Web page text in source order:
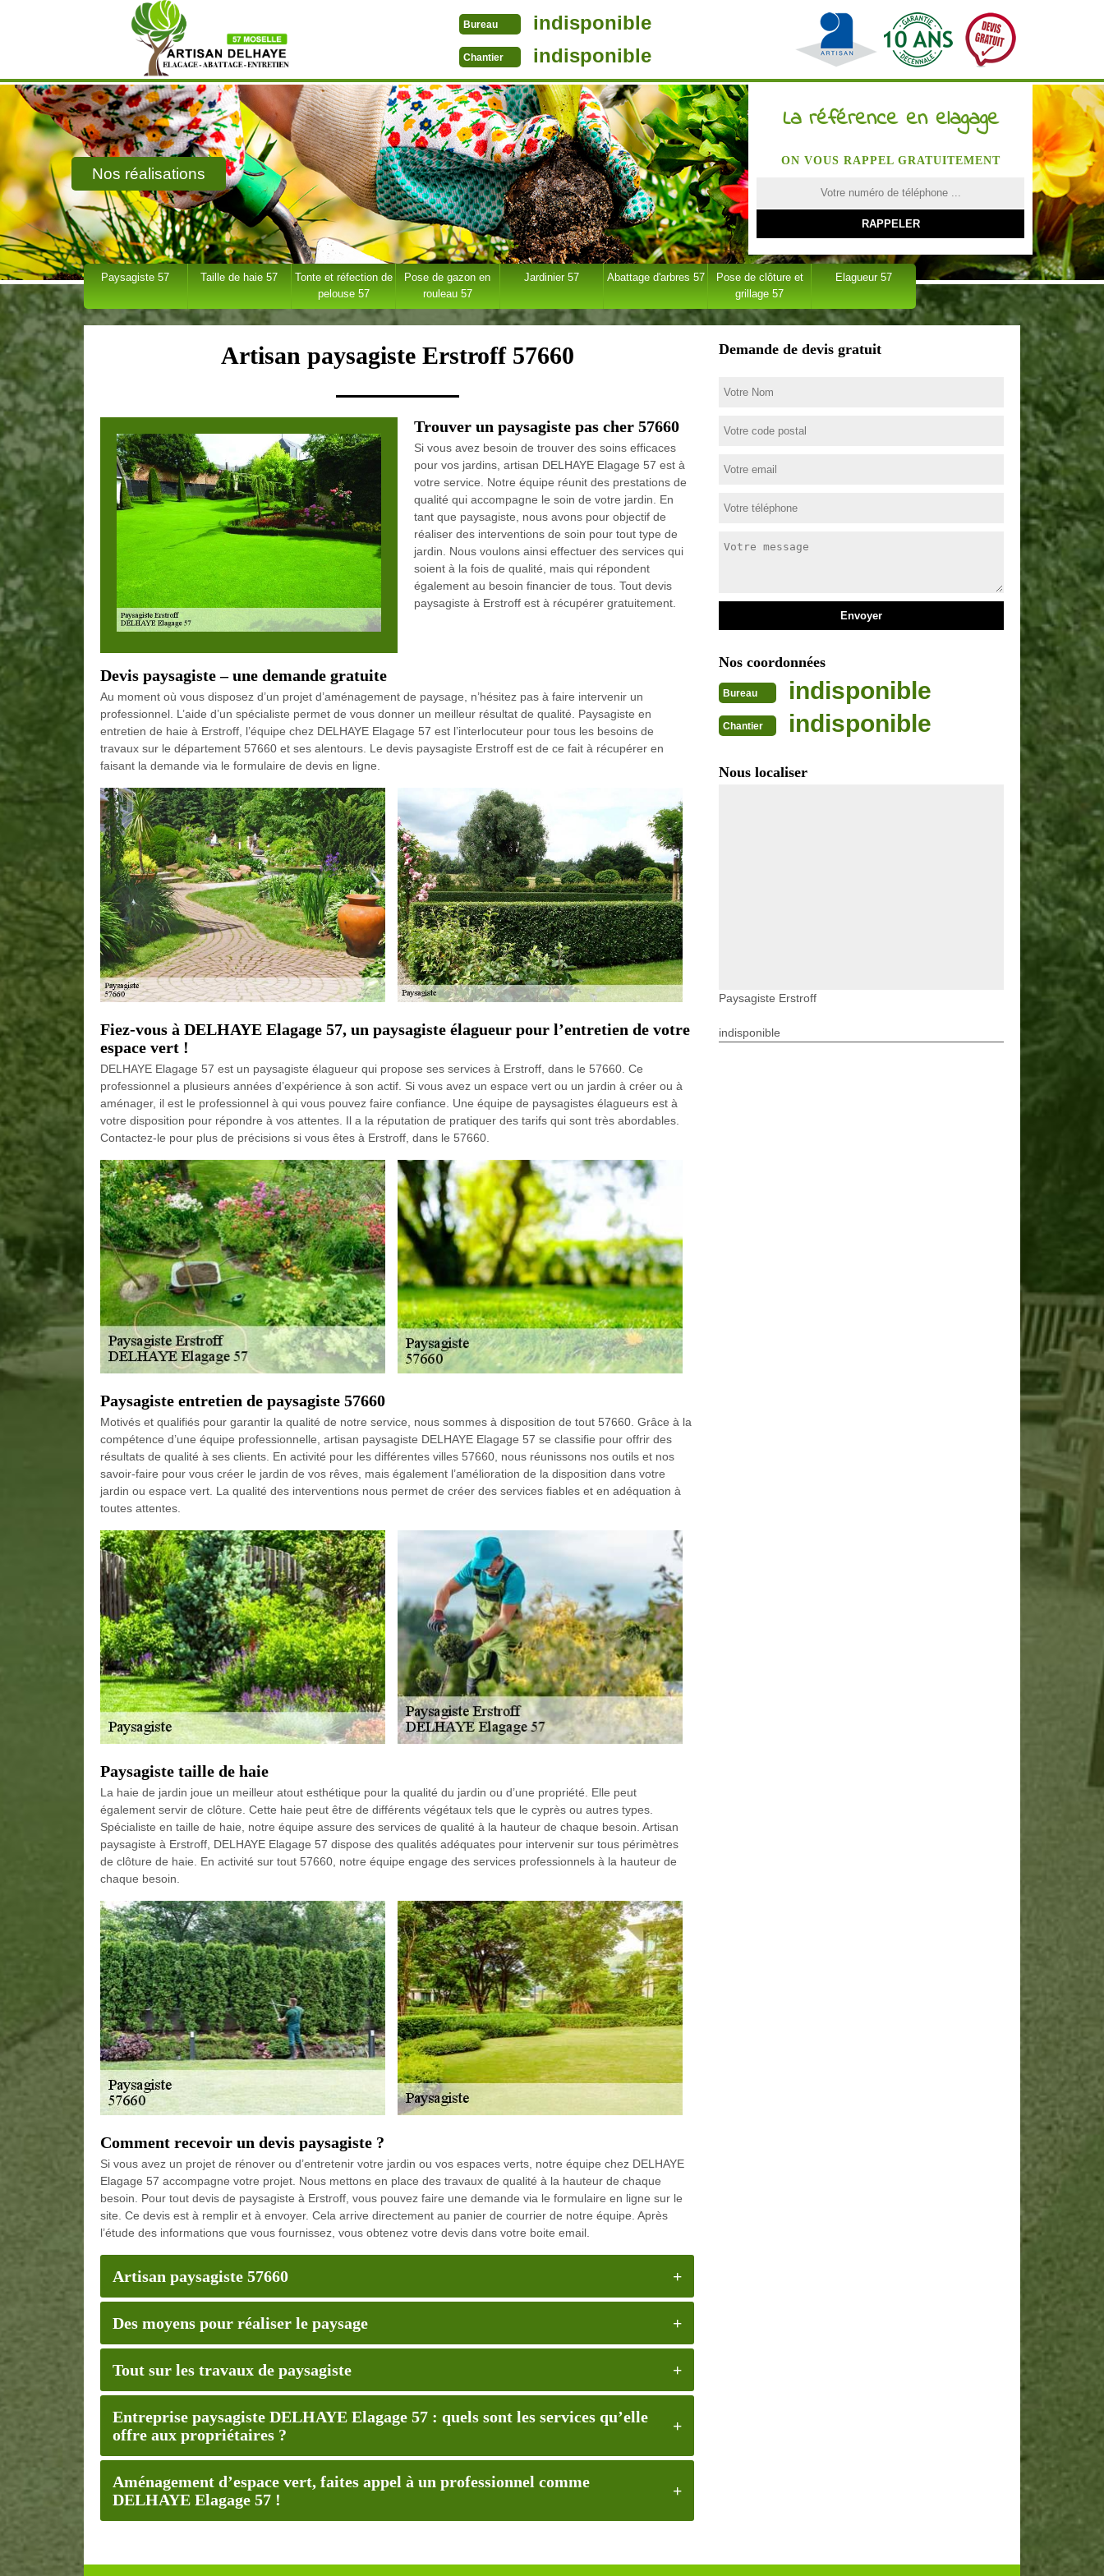
Bureau indisponible
Chantier indisponible
Nos réalisations
La référence en elagage
ON VOUS RAPPEL GRATUITEMENT
Paysagiste 57 Taille de haie 57
Tonte et réfection de
pelouse 57
Pose de gazon en
rouleau 57
Jardinier 57 Abattage d'arbres 57
Pose de clôture et
grillage 57
Elagueur 57
Artisan paysagiste Erstroff 57660
Trouver un paysagiste pas cher 57660
Si vous avez besoin de trouver des soins efficaces
pour vos jardins, artisan DELHAYE Elagage 57 est à
votre service. Notre équipe réunit des prestations de
qualité qui accompagne le soin de votre jardin. En
tant que paysagiste, nous avons pour objectif de
réaliser des interventions de soin pour tout type de
jardin. Nous voulons ainsi effectuer des services qui
soient à la fois de qualité, mais qui répondent
également au besoin financier de tous. Tout devis
paysagiste à Erstroff est à récupérer gratuitement.
Devis paysagiste – une demande gratuite
Au moment où vous disposez d’un projet d’aménagement de paysage, n’hésitez pas à faire intervenir un
professionnel. L’aide d’un spécialiste permet de vous donner un meilleur résultat de qualité. Paysagiste en
entretien de haie à Erstroff, l’équipe chez DELHAYE Elagage 57 est l’interlocuteur pour tous les besoins de
travaux sur le département 57660 et ses alentours. Le devis paysagiste Erstroff est de ce fait à récupérer en
faisant la demande via le formulaire de devis en ligne.
Fiez-vous à DELHAYE Elagage 57, un paysagiste élagueur pour l’entretien de votre
espace vert !
DELHAYE Elagage 57 est un paysagiste élagueur qui propose ses services à Erstroff, dans le 57660. Ce
professionnel a plusieurs années d’expérience à son actif. Si vous avez un espace vert ou un jardin à créer ou à
aménager, il est le professionnel à qui vous pouvez faire confiance. Une équipe de paysagistes élagueurs est à
votre disposition pour répondre à vos attentes. Il a la réputation de pratiquer des tarifs qui sont très abordables.
Contactez-le pour plus de précisions si vous êtes à Erstroff, dans le 57660.
Paysagiste entretien de paysagiste 57660
Motivés et qualifiés pour garantir la qualité de notre service, nous sommes à disposition de tout 57660. Grâce à la
compétence d’une équipe professionnelle, artisan paysagiste DELHAYE Elagage 57 se classifie pour offrir des
résultats de qualité à ses clients. En activité pour les différentes villes 57660, nous réunissons nos outils et nos
savoir-faire pour vous créer le jardin de vos rêves, mais également l’amélioration de la disposition dans votre
jardin ou espace vert. La qualité des interventions nous permet de créer des services fiables et en adéquation à
toutes attentes.
Paysagiste taille de haie
La haie de jardin joue un meilleur atout esthétique pour la qualité du jardin ou d’une propriété. Elle peut
également servir de clôture. Cette haie peut être de différents végétaux tels que le cyprès ou autres types.
Spécialiste en taille de haie, notre équipe assure des services de qualité à la hauteur de chaque besoin. Artisan
paysagiste à Erstroff, DELHAYE Elagage 57 dispose des qualités adéquates pour intervenir sur tous périmètres
de clôture de haie. En activité sur tout 57660, notre équipe engage des services professionnels à la hauteur de
chaque besoin.
Comment recevoir un devis paysagiste ?
Si vous avez un projet de rénover ou d’entretenir votre jardin ou vos espaces verts, notre équipe chez DELHAYE
Elagage 57 accompagne votre projet. Nous mettons en place des travaux de qualité à la hauteur de chaque
besoin. Pour tout devis de paysagiste à Erstroff, vous pouvez faire une demande via le formulaire en ligne sur le
site. Ce devis est à remplir et à envoyer. Cela arrive directement au panier de courrier de notre équipe. Après
l’étude des informations que vous fournissez, vous obtenez votre devis dans votre boite email.
Artisan paysagiste 57660
Des moyens pour réaliser le paysage
Tout sur les travaux de paysagiste
Entreprise paysagiste DELHAYE Elagage 57 : quels sont les services qu’elle
offre aux propriétaires ?
Aménagement d’espace vert, faites appel à un professionnel comme
DELHAYE Elagage 57 !
Demande de devis gratuit
Nos coordonnées
Bureau indisponible
Chantier indisponible
Nous localiser
Paysagiste Erstroff
indisponible